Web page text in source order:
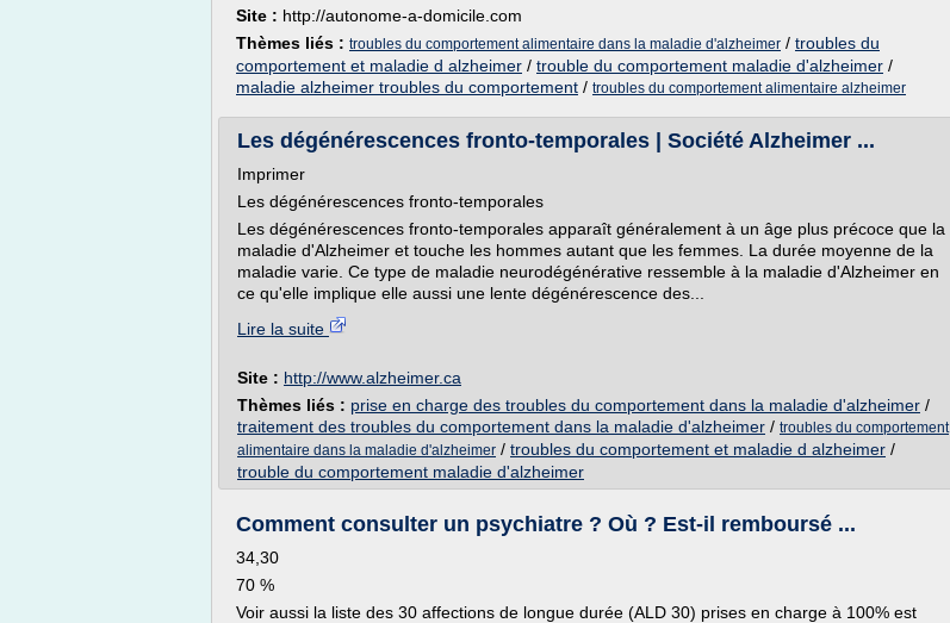
Site : http://autonome-a-domicile.com
Thèmes liés : troubles du comportement alimentaire dans la maladie d'alzheimer / troubles du
comportement et maladie d alzheimer / trouble du comportement maladie d'alzheimer /
maladie alzheimer troubles du comportement / troubles du comportement alimentaire alzheimer
Les dégénérescences fronto-temporales | Société Alzheimer ...
Imprimer
Les dégénérescences fronto-temporales
Les dégénérescences fronto-temporales apparaît généralement à un âge plus précoce que la
maladie d'Alzheimer et touche les hommes autant que les femmes. La durée moyenne de la
maladie varie. Ce type de maladie neurodégénérative ressemble à la maladie d'Alzheimer en
ce qu'elle implique elle aussi une lente dégénérescence des...
Lire la suite
Site : http://www.alzheimer.ca
Thèmes liés : prise en charge des troubles du comportement dans la maladie d'alzheimer /
traitement des troubles du comportement dans la maladie d'alzheimer / troubles du comportement
alimentaire dans la maladie d'alzheimer / troubles du comportement et maladie d alzheimer /
trouble du comportement maladie d'alzheimer
Comment consulter un psychiatre ? Où ? Est-il remboursé ...
34,30
70 %
Voir aussi la liste des 30 affections de longue durée (ALD 30) prises en charge à 100% est